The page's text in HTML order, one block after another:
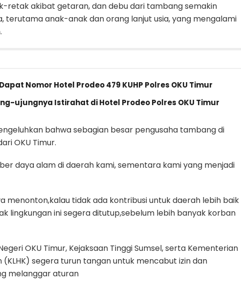
retak akibat getaran, dan debu dari tambang semakin
terutama anak-anak dan orang lanjut usia, yang mengalami
Nomor Hotel Prodeo 479 KUHP Polres OKU Timur
ujungnya Istirahat di Hotel Prodeo Polres OKU Timur
bahwa sebagian besar pengusaha tambang di
OKU Timur.
daya alam di daerah kami, sementara kami yang menjadi
menonton,kalau tidak ada kontribusi untuk daerah lebih baik
lingkungan ini segera ditutup,sebelum lebih banyak korban
OKU Timur, Kejaksaan Tinggi Sumsel, serta Kementerian
(KLHK) segera turun tangan untuk mencabut izin dan
melanggar aturan